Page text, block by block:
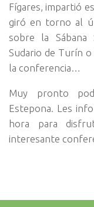
Fígares, impartió
giró en torno al
sobre la Sábana
Sudario de Turín o
la conferencia…
Muy pronto
Estepona. Les
hora para
interesante